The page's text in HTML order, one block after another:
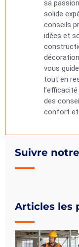
Suivre
Articles les
sa
solide
conseils
idées et
vous
tout en
des
confort et